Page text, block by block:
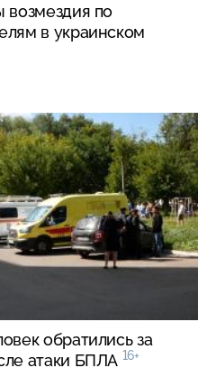
возмездия по
в украинском
обратились за
атаки БПЛА 16+